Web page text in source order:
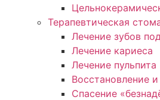
Терапевтическая
Лечение зубов
Лечение кариеса
Лечение пульпита
Восстановление
Спасение